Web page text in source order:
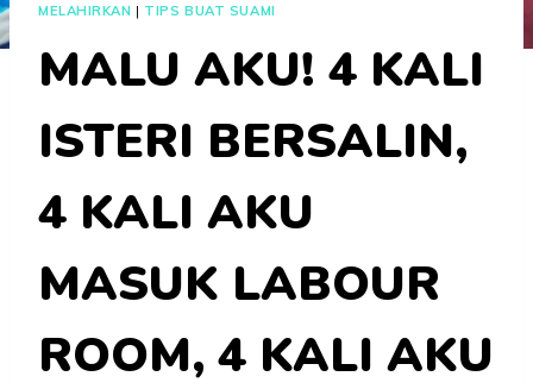
MELAHIRKAN | TIPS BUAT SUAMI
MALU AKU! 4 KALI
ISTERI BERSALIN,
4 KALI AKU
MASUK LABOUR
ROOM, 4 KALI AKU